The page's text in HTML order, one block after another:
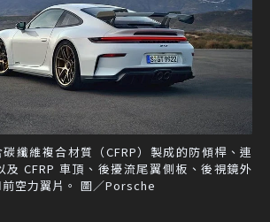
纖維複合材質（CFRP）製成的防傾桿、連
及 CFRP 車頂、後擾流尾翼側板、後視鏡外
空力翼片。 圖／Porsche